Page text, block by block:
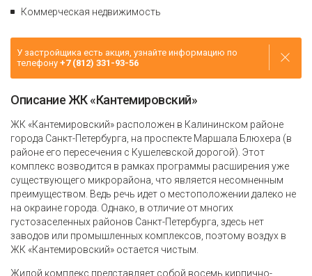
Коммерческая недвижимость
У застройщика есть акция, узнайте информацию по
телефону +7 (812) 331-93-56
Описание ЖК «Кантемировский»
ЖК «Кантемировский» расположен в Калининском районе
города Санкт-Петербурга, на проспекте Маршала Блюхера (в
районе его пересечения с Кушелевской дорогой). Этот
комплекс возводится в рамках программы расширения уже
существующего микрорайона, что является несомненным
преимуществом. Ведь речь идет о местоположении далеко не
на окраине города. Однако, в отличие от многих
густозаселенных районов Санкт-Петербурга, здесь нет
заводов или промышленных комплексов, поэтому воздух в
ЖК «Кантемировский» остается чистым.
Жилой комплекс представляет собой восемь кирпично-